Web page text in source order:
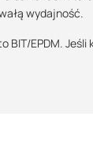
wydajność.
BIT/EPDM.